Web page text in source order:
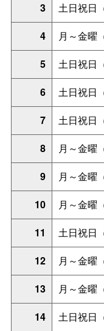
3
土日祝日
4
月～金曜
5
土日祝日
6
土日祝日
7
土日祝日
8
月～金曜
9
月～金曜
10
月～金曜
11
土日祝日
12
月～金曜
13
月～金曜
14
土日祝日